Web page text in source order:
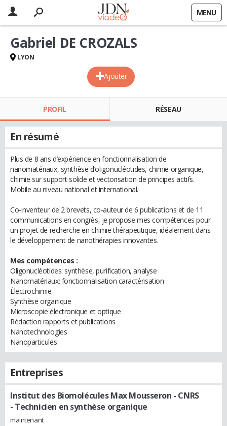
MENU
Ajouter
Gabriel DE CROZALS
LYON
PROFIL RÉSEAU
En résumé
Plus de 8 ans d’expérience en fonctionnalisation de
nanomatériaux, synthèse d’oligonucléotides, chimie organique,
chimie sur support solide et vectorisation de principes actifs.
Mobile au niveau national et international.
Co-inventeur de 2 brevets, co-auteur de 6 publications et de 11
communications en congrès, je propose mes compétences pour
un projet de recherche en chimie thérapeutique, idéalement dans
le développement de nanothérapies innovantes.
Mes compétences :
Oligonucléotides: synthèse, purification, analyse
Nanomatériaux: fonctionnalisation caractérisation
Électrochimie
Synthèse organique
Microscopie électronique et optique
Rédaction rapports et publications
Nanotechnologies
Nanoparticules
Entreprises
Institut des Biomolécules Max Mousseron - CNRS
- Technicien en synthèse organique
maintenant